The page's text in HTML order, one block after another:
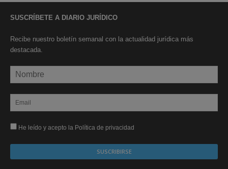
SUSCRÍBETE A DIARIO JURÍDICO
Recibe nuestro boletín semanal con la actualidad jurídica más
destacada.
He leído y acepto la Política de privacidad